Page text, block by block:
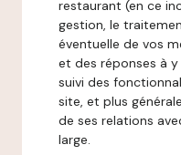
restaurant (en ce
gestion, le
éventuelle de vos
et des réponses à
suivi des
site, et plus
de ses relations
large.